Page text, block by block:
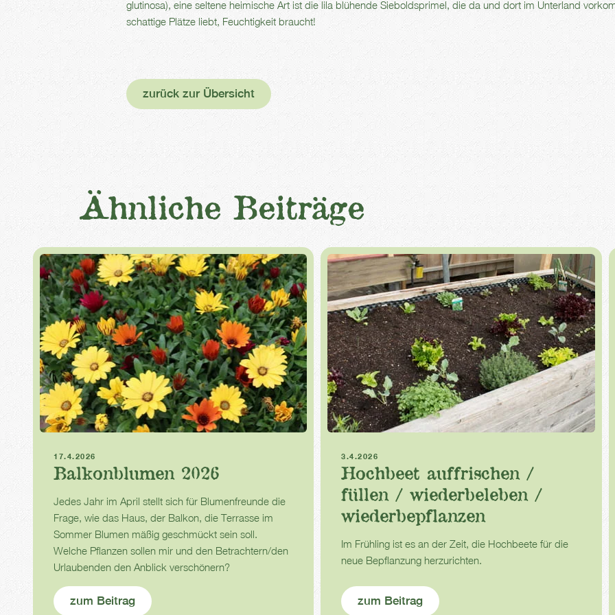
glutinosa), eine seltene heimische Art ist die lila blühende Sieboldsprimel, die da und dort im Unterland
schattige Plätze liebt, Feuchtigkeit braucht!
zurück zur Übersicht
Ähnliche Beiträge
17.4.2026
Balkonblumen 2026
Jedes Jahr im April stellt sich für Blumenfreunde die
Frage, wie das Haus, der Balkon, die Terrasse im
Sommer Blumen mäßig geschmückt sein soll.
Welche Pflanzen sollen mir und den Betrachtern/den
Urlaubenden den Anblick verschönern?
zum Beitrag
3.4.2026
Hochbeet auffrischen /
füllen / wiederbeleben /
wiederbepflanzen
Im Frühling ist es an der Zeit, die Hochbeete für die
neue Bepflanzung herzurichten.
zum Beitrag